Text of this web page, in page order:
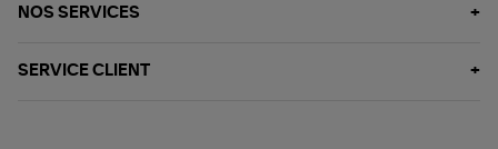
NOS SERVICES
SERVICE CLIENT